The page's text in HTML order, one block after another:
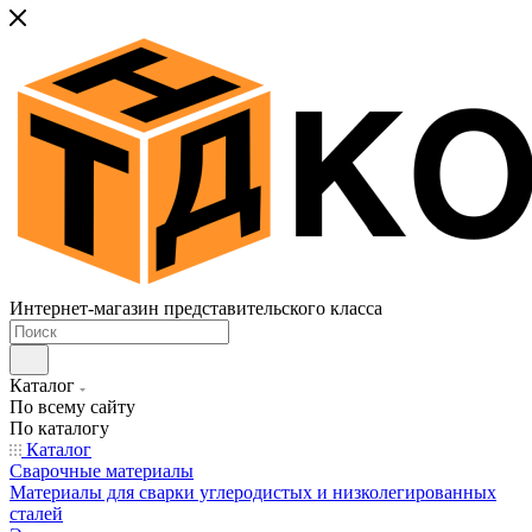
Интернет-магазин представительского класса
Каталог
По всему сайту
По каталогу
Каталог
Сварочные материалы
Материалы для сварки углеродистых и низколегированных
сталей